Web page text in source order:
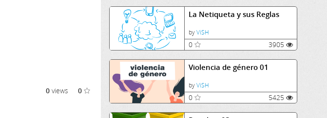
La Netiqueta y sus Reglas
byViSH
0 3905
Violencia de género 01
byViSH
0 5425
0views 0